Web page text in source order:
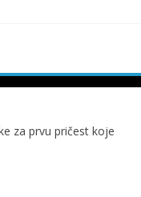
za prvu pričest koje